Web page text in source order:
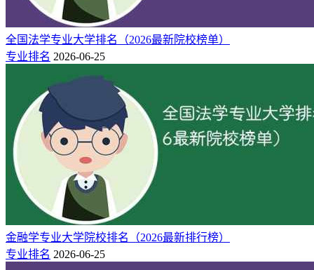
全国法学专业大学排名（2026最新院校榜单）
专业排名 2026-06-25
金融学专业大学院校排名（2026最新排行榜）
专业排名 2026-06-25